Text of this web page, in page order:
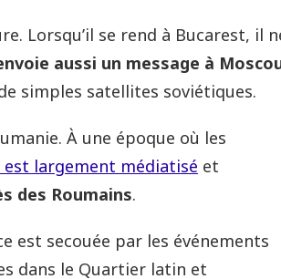
Lorsqu’il se rend à Bucarest, il
aussi un message à
simples satellites soviétiques.
À une époque où les
est largement médiatisé et
des Roumains.
est secouée par les événements
dans le Quartier latin et